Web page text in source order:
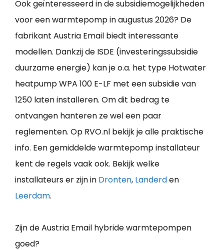
Ook geïnteresseerd in de subsidiemogelijkheden
voor een warmtepomp in augustus 2026? De
fabrikant Austria Email biedt interessante
modellen. Dankzij de ISDE (investeringssubsidie
duurzame energie) kan je o.a. het type Hotwater
heatpump WPA 100 E-LF met een subsidie van
1250 laten installeren. Om dit bedrag te
ontvangen hanteren ze wel een paar
reglementen. Op RVO.nl bekijk je alle praktische
info. Een gemiddelde warmtepomp installateur
kent de regels vaak ook. Bekijk welke
installateurs er zijn in Dronten, Landerden
Leerdam.
Zijn de Austria Email hybride warmtepompen
goed?